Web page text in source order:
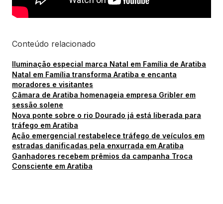
Conteúdo relacionado
Iluminação especial marca Natal em Família de Aratiba
Natal em Família transforma Aratiba e encanta
moradores e visitantes
Câmara de Aratiba homenageia empresa Gribler em
sessão solene
Nova ponte sobre o rio Dourado já está liberada para
tráfego em Aratiba
Ação emergencial restabelece tráfego de veículos em
estradas danificadas pela enxurrada em Aratiba
Ganhadores recebem prêmios da campanha Troca
Consciente em Aratiba